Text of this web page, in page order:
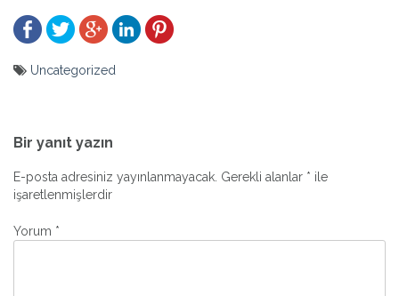
Uncategorized
gezinmesi
Bir yanıt yazın
E-posta adresiniz yayınlanmayacak. Gerekli alanlar * ile
işaretlenmişlerdir
Yorum *